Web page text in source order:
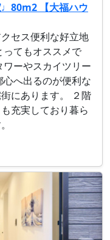
♩80m2 【大福ハウ
セス便利な好立地
てもオススメで
ーやスカイツリー
へ出るのが便利な
にあります。 ２階
充実しており暮ら